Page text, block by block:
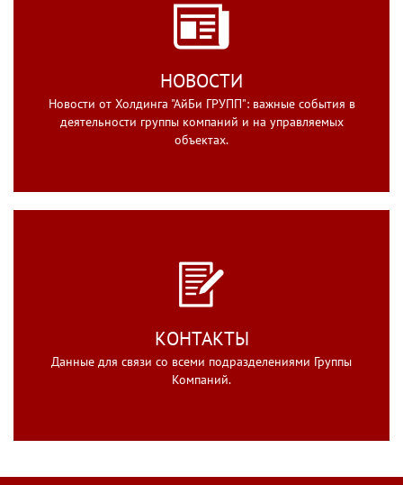
НОВОСТИ
Новости от Холдинга "АйБи ГРУПП": важные события в
деятельности группы компаний и на управляемых
объектах.
КОНТАКТЫ
Данные для связи со всеми подразделениями Группы
Компаний.